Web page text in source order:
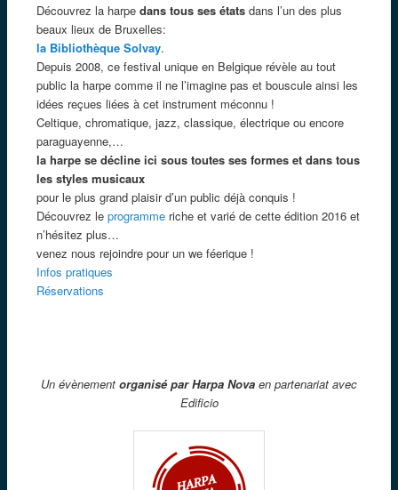
Découvrez la harpe dans tous ses étatsdans l’un des plus
beaux lieux de Bruxelles:
la Bibliothèque Solvay.
Depuis 2008, ce festival unique en Belgique révèle au tout
public la harpe comme il ne l’imagine pas et bouscule ainsi les
idées reçues liées à cet instrument méconnu !
Celtique, chromatique, jazz, classique, électrique ou encore
paraguayenne,…
la harpe se décline ici sous toutes ses formes et dans tous
les styles musicaux
pour le plus grand plaisir d’un public déjà conquis !
Découvrez le programmeriche et varié de cette édition 2016 et
n’hésitez plus…
venez nous rejoindre pour un we féerique !
Infos pratiques
Réservations
Un évènement organisé par Harpa Nova en partenariat avec
Edificio